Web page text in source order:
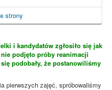
strony
i kandydatów zgłosiło się jak
podjęto próby reanimacji
podobały, że postanowiliśmy
pierwszych zajęć, spróbowaliśmy